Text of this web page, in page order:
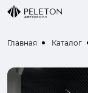
Главная Каталог